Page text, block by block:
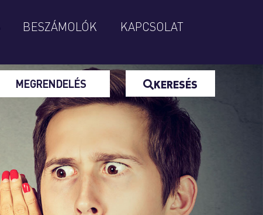
BESZÁMOLÓK KAPCSOLAT
MEGRENDELÉS KERESÉS